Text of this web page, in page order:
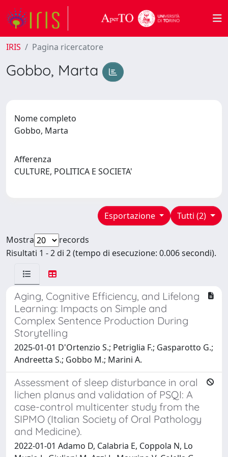
IRIS Pagina ricercatore
Gobbo, Marta
Nome completo
Gobbo, Marta
Afferenza
CULTURE, POLITICA E SOCIETA'
Tutti (2)
Esportazione
Mostra
records
Risultati 1 - 2 di 2 (tempo di esecuzione: 0.006 secondi).
Aging, Cognitive Efficiency, and Lifelong
Learning: Impacts on Simple and
Complex Sentence Production During
Storytelling
2025-01-01 D'Ortenzio S.; Petriglia F.; Gasparotto G.;
Andreetta S.; Gobbo M.; Marini A.
Assessment of sleep disturbance in oral
lichen planus and validation of PSQI: A
case-control multicenter study from the
SIPMO (Italian Society of Oral Pathology
and Medicine).
2022-01-01 Adamo D, Calabria E, Coppola N, Lo